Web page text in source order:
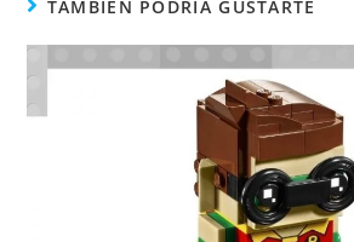
TAMBIÉN PODRÍA GUSTARTE